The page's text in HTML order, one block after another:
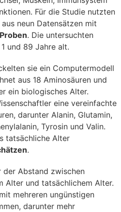
Für die Studie nutzten
neun Datensätzen mit
. Die untersuchten
und 89 Jahre alt.
sie ein Computermodell
aus 18 Aminosäuren und
ein biologisches Alter.
eine vereinfachte
darunter Alanin, Glutamin,
Tyrosin und Valin.
tatsächliche Alter
.
der Abstand zwischen
Alter und tatsächlichem Alter.
mehreren ungünstigen
darunter mehr